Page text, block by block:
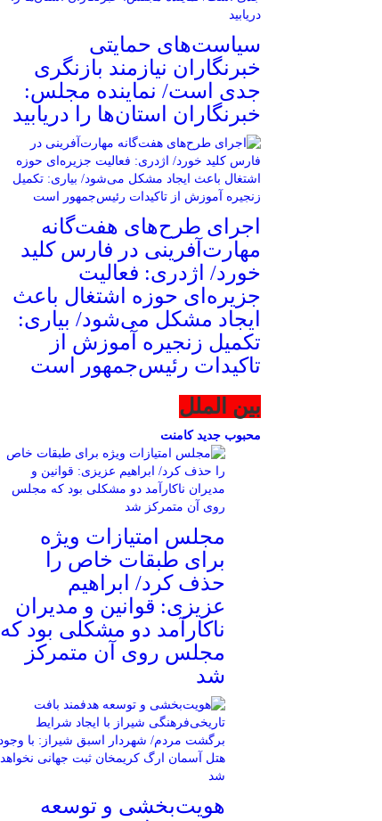
سیاست‌های حمایتی
خبرنگاران نیازمند بازنگری
جدی است/ نماینده مجلس:
خبرنگاران استان‌ها را دریابید
اجرای طرح‌های هفت‌گانه
مهارت‌آفرینی در فارس کلید
خورد/ اژدری: فعالیت
جزیره‌‌ای حوزه اشتغال باعث
ایجاد مشکل می‌شود/ بیاری:
تکمیل زنجیره آموزش از
تاکیدات رئیس‌جمهور است
بین الملل
محبوب جدیدکامنت
مجلس امتیازات ویژه
برای طبقات خاص را
حذف کرد/ ابراهیم
عزیزی: قوانین و مدیران
ناکارآمد دو مشکلی بود که
مجلس روی آن متمرکز
شد
هویت‌بخشی و توسعه